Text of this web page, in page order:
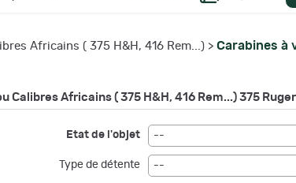
Africains ( 375 H&H, 416 Rem...) > Carabines à
Calibres Africains ( 375 H&H, 416 Rem...) 375 Ruger
Etat de l'objet --
Type de détente --